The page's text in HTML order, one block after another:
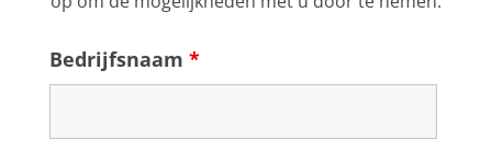
Bedrijfsnaam *